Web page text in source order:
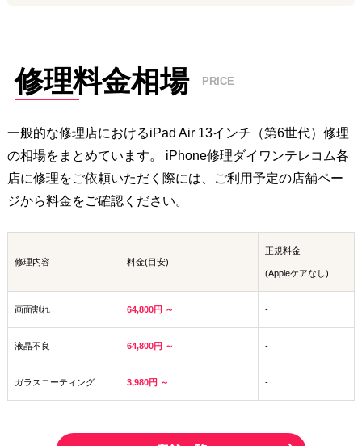
が、万が一修理後に初期不良が見られる際には保証期間内でしたら
無償で再修理いたします。
修理料金相場 PRICE
一般的な修理店におけるiPad Air 13インチ（第6世代） 修理
の相場をまとめています。 iPhone修理ダイワンテレコム各
店に修理をご依頼いただく際には、ご利用予定の店舗ペー
ジから料金をご確認ください。
修理内容 料金(目安)
正規料金
(Appleケアなし)
画面割れ 64,800円 ～ -
液晶不良 64,800円 ～ -
ガラスコーティング 3,980円 ～ -